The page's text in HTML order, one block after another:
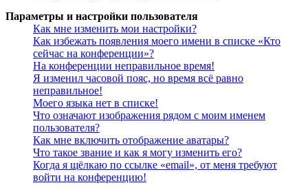
Параметры и настройки пользователя
Как мне изменить мои настройки?
Как избежать появления моего имени в списке «Кто
сейчас на конференции»?
На конференции неправильное время!
Я изменил часовой пояс, но время всё равно
неправильное!
Моего языка нет в списке!
Что означают изображения рядом с моим именем
пользователя?
Как мне включить отображение аватары?
Что такое звание и как я могу изменить его?
Когда я щёлкаю по ссылке «email», от меня требуют
войти на конференцию!